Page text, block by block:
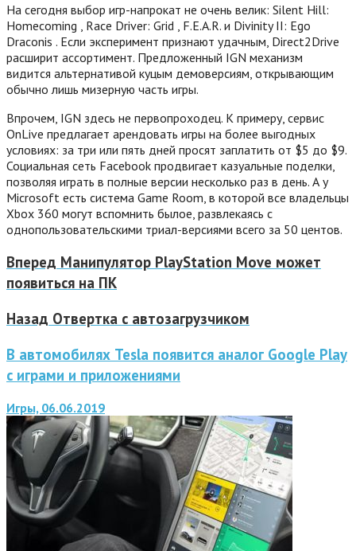
На сегодня выбор игр-напрокат не очень велик: Silent Hill:
Homecoming , Race Driver: Grid , F.E.A.R. и Divinity II: Ego
Draconis . Если эксперимент признают удачным, Direct2Drive
расширит ассортимент. Предложенный IGN механизм
видится альтернативой куцым демоверсиям, открывающим
обычно лишь мизерную часть игры.
Впрочем, IGN здесь не первопроходец. К примеру, сервис
OnLive предлагает арендовать игры на более выгодных
условиях: за три или пять дней просят заплатить от $5 до $9.
Социальная сеть Facebook продвигает казуальные поделки,
позволяя играть в полные версии несколько раз в день. А у
Microsoft есть система Game Room, в которой все владельцы
Xbox 360 могут вспомнить былое, развлекаясь с
однопользовательскими триал-версиями всего за 50 центов.
Вперед Манипулятор PlayStation Move может
появиться на ПК
Назад Отвертка с автозагрузчиком
В автомобилях Tesla появится аналог Google Play
с играми и приложениями
Игры, 06.06.2019